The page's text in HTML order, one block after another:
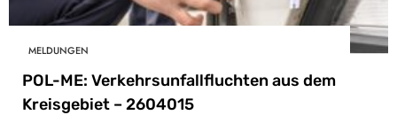
MELDUNGEN
POL-ME: Verkehrsunfallfluchten aus dem
Kreisgebiet – 2604015